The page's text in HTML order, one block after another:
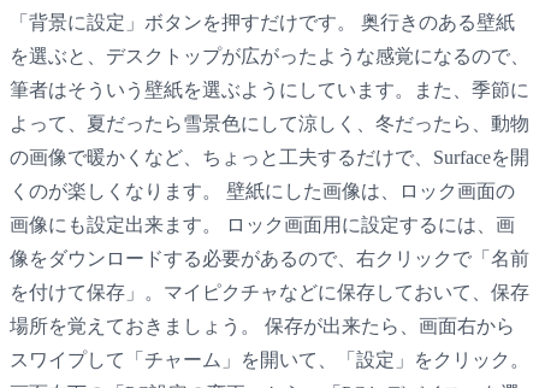
「背景に設定」ボタンを押すだけです。 奥行きのある壁紙
を選ぶと、デスクトップが広がったような感覚になるので、
筆者はそういう壁紙を選ぶようにしています。また、季節に
よって、夏だったら雪景色にして涼しく、冬だったら、動物
の画像で暖かくなど、ちょっと工夫するだけで、Surfaceを開
くのが楽しくなります。 壁紙にした画像は、ロック画面の
画像にも設定出来ます。 ロック画面用に設定するには、画
像をダウンロードする必要があるので、右クリックで「名前
を付けて保存」。マイピクチャなどに保存しておいて、保存
場所を覚えておきましょう。 保存が出来たら、画面右から
スワイプして「チャーム」を開いて、「設定」をクリック。